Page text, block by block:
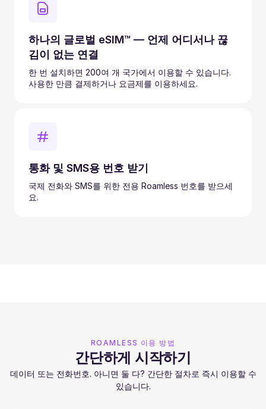
하나의 글로벌 eSIM™ — 언제 어디서나 끊
김이 없는 연결
한 번 설치하면 200여 개 국가에서 이용할 수 있습니다.
사용한 만큼 결제하거나 요금제를 이용하세요.
통화 및 SMS용 번호 받기
국제 전화와 SMS를 위한 전용 Roamless 번호를 받으세
요.
ROAMLESS 이용 방법
간단하게 시작하기
데이터 또는 전화번호. 아니면 둘 다? 간단한 절차로 즉시 이용할 수
있습니다.